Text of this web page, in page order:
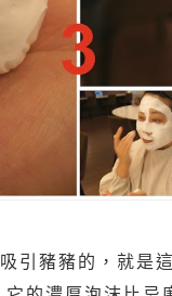
引豬豬的，就是